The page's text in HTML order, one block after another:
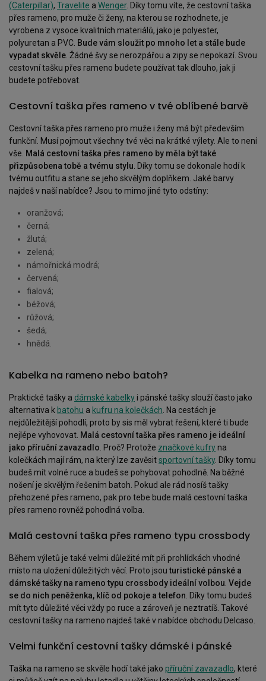
(Caterpillar), Travelite a Wenger. Díky tomu víte, že cestovní taška
přes rameno, pro muže či ženy, na kterou se rozhodnete, je
vyrobena z vysoce kvalitních materiálů, jako je polyester,
polyuretan a PVC. Bude vám sloužit po mnoho let a stále bude
vypadat skvěle. Žádné švy se nerozpářou a zipy se nepokazí. Svou
cestovní tašku přes rameno budete používat tak dlouho, jak ji
budete potřebovat.
Cestovní taška přes rameno v tvé oblíbené barvě
Cestovní taška přes rameno pro muže i ženy má být především
funkční. Musí pojmout všechny tvé věci na krátké výlety. Ale to není
vše. Malá cestovní taška přes rameno by měla být také
přizpůsobena tobě a tvému stylu. Díky tomu se dokonale hodí k
tvému outfitu a stane se jeho skvělým doplňkem. Jaké barvy
najdeš v naší nabídce? Jsou to mimo jiné tyto odstíny:
oranžová;
černá;
žlutá;
zelená;
námořnická modrá;
červená;
fialová;
béžová;
růžová;
šedá;
hnědá.
Kabelka na rameno nebo batoh?
Praktické tašky a dámské kabelkyi pánské tašky slouží často jako
alternativa k batohu a kufru na kolečkách. Na cestách je
nejdůležitější pohodlí, proto by sis měl vybrat řešení, které ti bude
nejlépe vyhovovat. Malá cestovní taška přes rameno je ideální
jako příruční zavazadlo. Proč? Protože značkové kufryna
kolečkách mají rám, na který lze zavěsitsportovní tašky. Díky tomu
budeš mít volné ruce a budeš se pohybovat pohodlně. Na běžné
nošení je skvělým řešením batoh. Pokud ale rád nosíš tašky
přehozené přes rameno, pak pro tebe bude malá cestovní taška
přes rameno rovněž pohodlná volba.
Malá cestovní taška přes rameno typu crossbody
Během výletů je také velmi důležité mít při prohlídkách vhodné
místo na uložení důležitých věcí. Proto jsouturistické pánské a
dámské tašky na rameno typu crossbody ideální volbou. Vejde
se do nich peněženka, klíč od pokoje a telefon. Díky tomu budeš
mít tyto důležité věci vždy po ruce a zároveň je neztratíš. Takové
cestovní tašky na rameno najdeš také v nabídce obchodu Delcaso.
Velmi funkční cestovní tašky dámské i pánské
Taška na rameno se skvěle hodí také jako příruční zavazadlo, které